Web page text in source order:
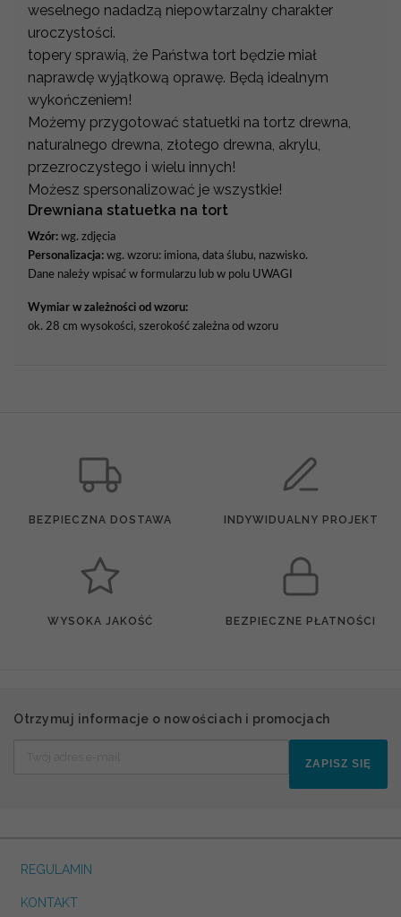
weselnego nadadzą niepowtarzalny charakter
uroczystości.
topery sprawią, że Państwa tort będzie miał
naprawdę wyjątkową oprawę. Będą idealnym
wykończeniem!
Możemy przygotować statuetki na tortz drewna,
naturalnego drewna, złotego drewna, akrylu,
przezroczystego i wielu innych!
Możesz spersonalizować je wszystkie!
Drewniana statuetka na tort
Wzór: wg. zdjęcia
Personalizacja: wg. wzoru: imiona, data ślubu, nazwisko.
Dane należy wpisać w formularzu lub w polu UWAGI
Wymiar w zależności od wzoru:
ok. 28 cm wysokości, szerokość zależna od wzoru
BEZPIECZNA DOSTAWA INDYWIDUALNY PROJEKT
WYSOKA JAKOŚĆ BEZPIECZNE PŁATNOŚCI
Otrzymuj informacje o nowościach i promocjach
ZAPISZ SIĘ
REGULAMIN
KONTAKT